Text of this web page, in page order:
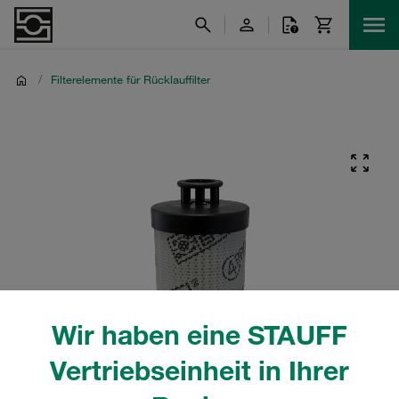
Wir haben eine STAUFF
Vertriebseinheit in Ihrer
/ Filterelemente für Rücklauffilter